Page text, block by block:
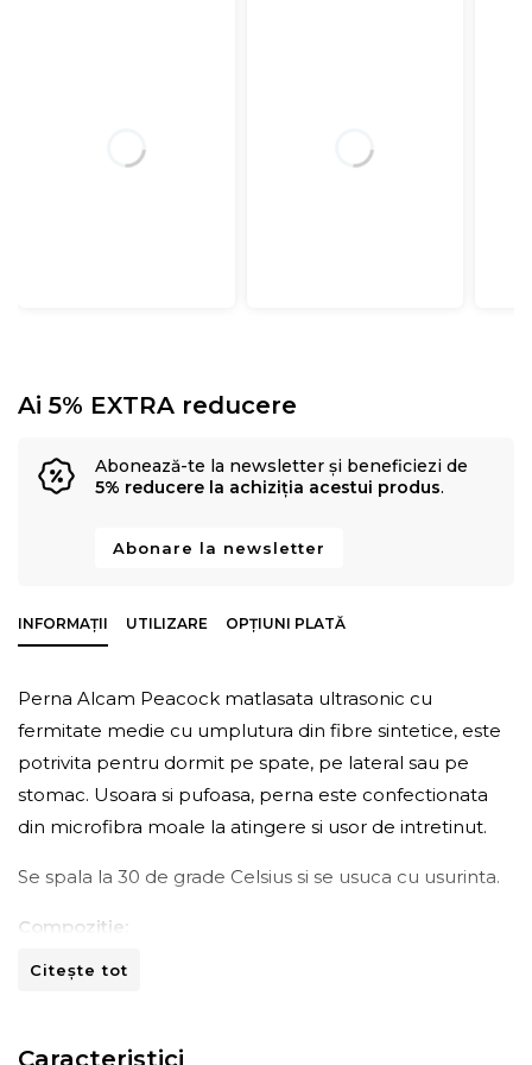
Ai 5% EXTRA reducere
Abonează-te la newsletter și beneficiezi de
5% reducere la achiziția acestui produs.
Abonare la newsletter
INFORMAȚII UTILIZARE OPȚIUNI PLATĂ
Perna Alcam Peacock matlasata ultrasonic cu
fermitate medie cu umplutura din fibre sintetice, este
potrivita pentru dormit pe spate, pe lateral sau pe
stomac. Usoara si pufoasa, perna este confectionata
din microfibra moale la atingere si usor de intretinut.
Se spala la 30 de grade Celsius si se usuca cu usurinta.
Compozitie:
Citește tot
Caracteristici